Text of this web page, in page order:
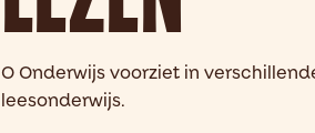
O Onderwijs voorziet in
leesonderwijs.